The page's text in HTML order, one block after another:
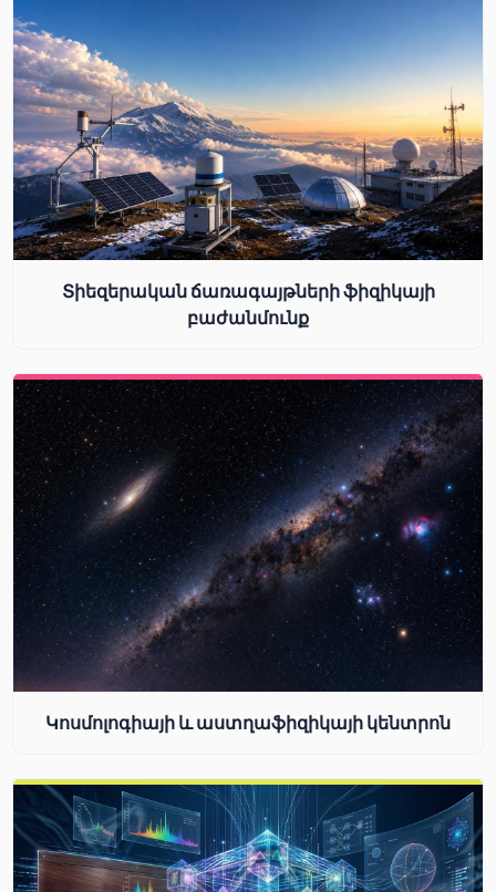
Տիեզերական ճառագայթների ֆիզիկայի
բաժանմունք
Կոսմոլոգիայի և աստղաֆիզիկայի կենտրոն